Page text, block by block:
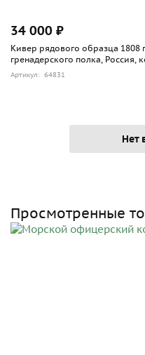
34 000 ₽
Кивер рядового образца 1808
гренадерского полка, Россия,
Артикул: 64831
Нет
Просмотренные